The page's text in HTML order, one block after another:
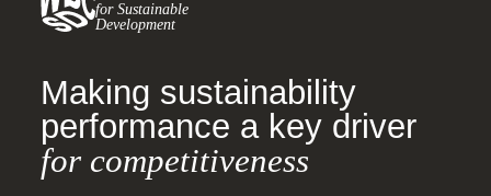
for Sustainable
Development
Making sustainability
performance a key driver
for competitiveness